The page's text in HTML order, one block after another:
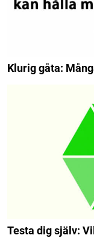
Klurig gåta:
Testa dig själv: